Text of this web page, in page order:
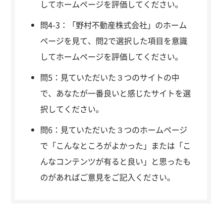
してホームページを評価してください。
問4-3：「野村不動産株式会社」のホーム
ページを見て、問2で選択した項目を意識
してホームページを評価してください。
問5：見ていただいた３つのサイトの中
で、あなたが一番良いと感じたサイトを選
択してください。
問6：見ていただいた３つのホームページ
で「こんなところがよかった」または「こ
んなコンテンツが有ると良い」と思ったも
のがあればご意見をご記入ください。